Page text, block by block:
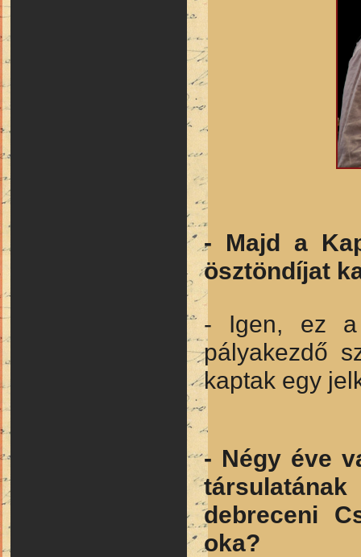
- Majd a
ösztöndíjat
- Igen, ez a
pályakezdő
kaptak egy
- Négy éve
debreceni
oka?